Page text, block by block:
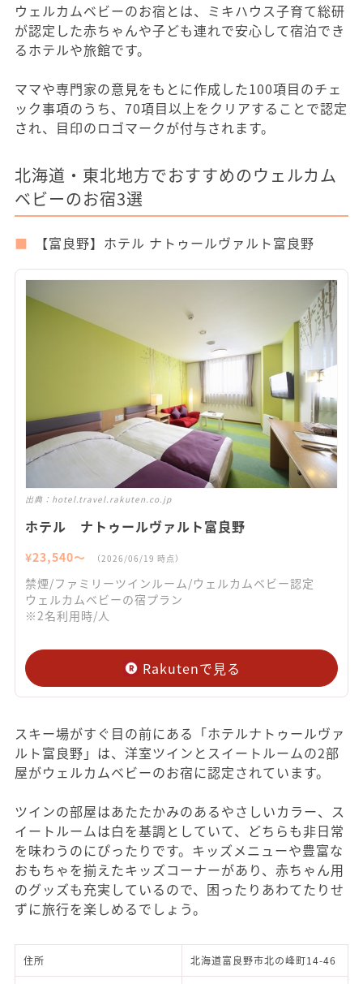
ウェルカムベビーのお宿とは、ミキハウス子育て総研
が認定した赤ちゃんや子ども連れで安心して宿泊でき
るホテルや旅館です。
ママや専門家の意見をもとに作成した100項目のチェ
ック事項のうち、70項目以上をクリアすることで認定
され、目印のロゴマークが付与されます。
北海道・東北地方でおすすめのウェルカム
ベビーのお宿3選
【富良野】ホテル ナトゥールヴァルト富良野
出典： hotel.travel.rakuten.co.jp
ホテル ナトゥールヴァルト富良野
¥23,540〜 （2026/06/19 時点）
禁煙/ファミリーツインルーム/ウェルカムベビー認定
ウェルカムベビーの宿プラン
※2名利用時/人
Rakutenで見る
スキー場がすぐ目の前にある「ホテルナトゥールヴァ
ルト富良野」は、洋室ツインとスイートルームの2部
屋がウェルカムベビーのお宿に認定されています。
ツインの部屋はあたたかみのあるやさしいカラー、ス
イートルームは白を基調としていて、どちらも非日常
を味わうのにぴったりです。キッズメニューや豊富な
おもちゃを揃えたキッズコーナーがあり、赤ちゃん用
のグッズも充実しているので、困ったりあわてたりせ
ずに旅行を楽しめるでしょう。
住所 北海道富良野市北の峰町14-46